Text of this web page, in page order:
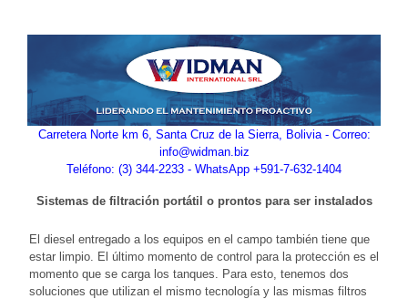
Carretera Norte km 6, Santa Cruz de la Sierra, Bolivia - Correo:
info@widman.biz
Teléfono: (3) 344-2233 - WhatsApp +591-7-632-1404
Sistemas de filtración portátil o prontos para ser instalados
El diesel entregado a los equipos en el campo también tiene que
estar limpio. El último momento de control para la protección es el
momento que se carga los tanques. Para esto, tenemos dos
soluciones que utilizan el mismo tecnología y las mismas filtros